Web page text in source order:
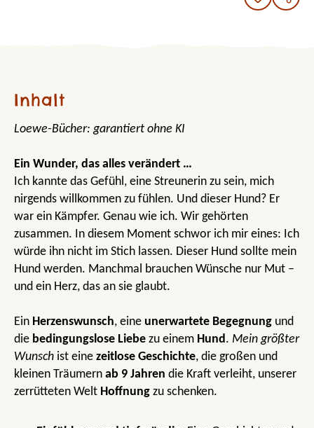
Inhalt
Loewe-Bücher: garantiert ohne KI
Ein Wunder, das alles verändert …
Ich kannte das Gefühl, eine Streunerin zu sein, mich
nirgends willkommen zu fühlen. Und dieser Hund? Er
war ein Kämpfer. Genau wie ich. Wir gehörten
zusammen. In diesem Moment schwor ich mir eines: Ich
würde ihn nicht im Stich lassen. Dieser Hund sollte mein
Hund werden. Manchmal brauchen Wünsche nur Mut –
und ein Herz, das an sie glaubt.
Ein Herzenswunsch, eine unerwartete Begegnung und
die bedingungslose Liebe zu einem Hund. Mein größter
Wunsch ist eine zeitlose Geschichte, die großen und
kleinen Träumern ab 9 Jahren die Kraft verleiht, unserer
zerrütteten Welt Hoffnung zu schenken.